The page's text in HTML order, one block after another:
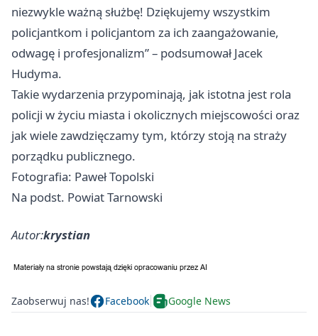
niezwykle ważną służbę! Dziękujemy wszystkim
policjantkom i policjantom za ich zaangażowanie,
odwagę i profesjonalizm” – podsumował Jacek
Hudyma.
Takie wydarzenia przypominają, jak istotna jest rola
policji w życiu miasta i okolicznych miejscowości oraz
jak wiele zawdzięczamy tym, którzy stoją na straży
porządku publicznego.
Fotografia: Paweł Topolski
Na podst. Powiat Tarnowski
Autor:krystian
Zaobserwuj nas! Facebook Google News